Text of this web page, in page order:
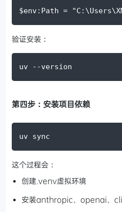
$env:Path =
验证安装：
uv --version
第四步：安装项目依赖
uv sync
这个过程会：
创建.venv虚拟环境
安装anthropic、openai、